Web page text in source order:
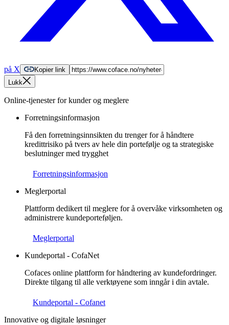
på X
Kopier link
Lukk
Online-tjenester for kunder og meglere
Forretningsinformasjon
Få den forretningsinnsikten du trenger for å håndtere
kredittrisiko på tvers av hele din portefølje og ta strategiske
beslutninger med trygghet
Forretningsinformasjon
Meglerportal
Plattform dedikert til meglere for å overvåke virksomheten og
administrere kundeporteføljen.
Meglerportal
Kundeportal - CofaNet
Cofaces online plattform for håndtering av kundefordringer.
Direkte tilgang til alle verktøyene som inngår i din avtale.
Kundeportal - Cofanet
Innovative og digitale løsninger